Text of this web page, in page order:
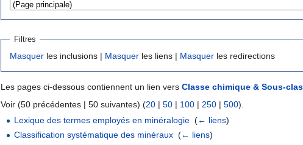
Filtres
Masquer les inclusions | Masquer les liens | Masquer les redirections
Les pages ci-dessous contiennent un lien vers Classe chimique & Sous-
Voir (50 précédentes | 50 suivantes) (20 | 50 | 100 | 250 | 500).
Lexique des termes employés en minéralogie ‎(← liens)
Classification systématique des minéraux ‎(← liens)